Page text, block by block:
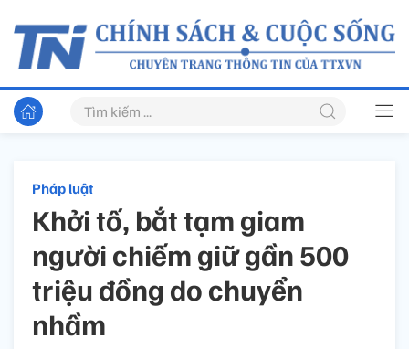
Pháp luật
Khởi tố, bắt tạm giam
người chiếm giữ gần 500
triệu đồng do chuyển
nhầm